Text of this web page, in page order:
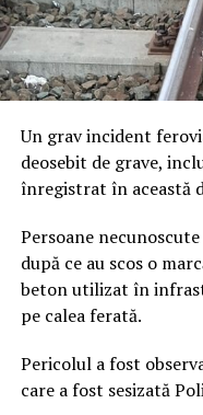
Un grav incident
deosebit de grave,
înregistrat în această
Persoane
după ce au scos o
beton utilizat în
pe calea ferată.
Pericolul a fost
care a fost sesizată